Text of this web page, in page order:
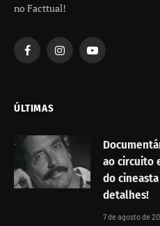
no Facttual!
FacebookInstagramYouTube
ÚLTIMAS
ao circuito
do
detalhes!
7 de agosto de